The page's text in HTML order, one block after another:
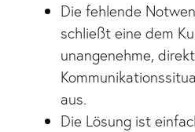
Die fehlende
schließt eine dem
unangenehme,
aus.
Die Lösung ist